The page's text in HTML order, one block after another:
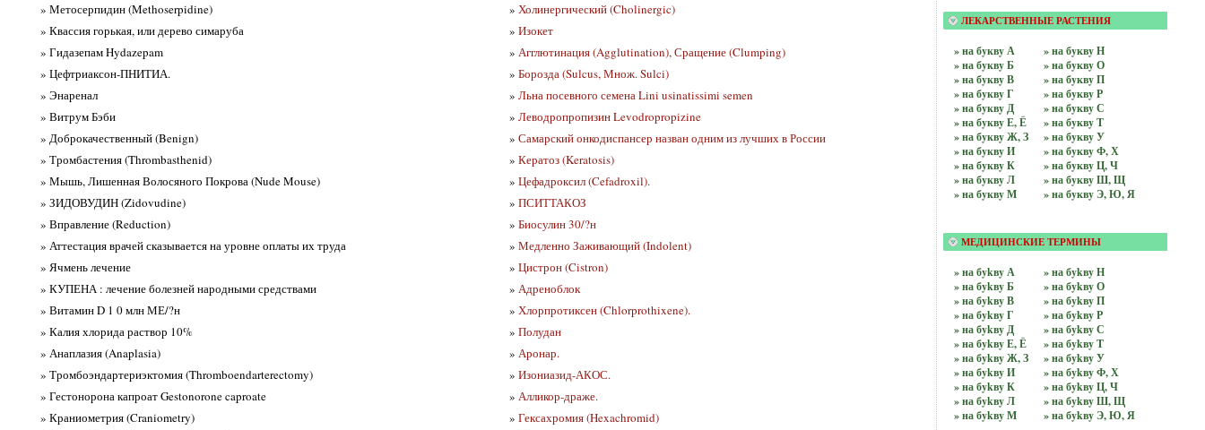
» Метосерпидин (Methoserpidine)
» Квассия горькая, или дерево симаруба
» Гидазепам Hydazepam
» Цефтриаксон-ПНИТИА.
» Энаренал
» Витрум Бэби
» Доброкачественный (Benign)
» Тромбастения (Thrombasthenid)
» Мышь, Лишенная Волосяного Покрова (Nude Mouse)
» ЗИДОВУДИН (Zidovudine)
» Вправление (Reduction)
» Аттестация врачей сказывается на уровне оплаты их труда
» Ячмень лечение
» КУПЕНА : лечение болезней народными средствами
» Витамин D 1 0 млн МЕ/?н
» Калия хлорида раствор 10%
» Анаплазия (Anaplasia)
» Тромбоэндартериэктомия (Thromboendarterectomy)
» Гестонорона капроат Gestonorone caproate
» Краниометрия (Craniometry)
» Холинергический (Cholinergic)
» Изокет
» Агглютинация (Agglutination), Сращение (Clumping)
» Борозда (Sulcus, Множ. Sulci)
» Льна посевного семена Lini usinatissimi semen
» Леводропропизин Levodropropizine
» Самарский онкодиспансер назван одним из лучших в России
» Кератоз (Keratosis)
» Цефадроксил (Cefadroxil).
» ПСИТТАКОЗ
» Биосулин 30/?н
» Медленно Заживающий (Indolent)
» Цистрон (Cistron)
» Адреноблок
» Хлорпротиксен (Chlorprothixene).
» Полудан
» Аронар.
» Изониазид-АКОС.
» Алликор-драже.
» Гексахромия (Hexachromid)
ЛЕКАРСТВЕННЫЕ РАСТЕНИЯ
» на бyквy А
» на бyквy Б
» на бyквy В
» на бyквy Г
» на бyквy Д
» на бyквy Е, Ё
» на бyквy Ж, З
» на бyквy И
» на бyквy К
» на бyквy Л
» на бyквy М
» на бyквy Н
» на бyквy О
» на бyквy П
» на бyквy Р
» на бyквy С
» на бyквy Т
» на бyквy У
» на бyквy Ф, Х
» на бyквy Ц, Ч
» на бyквy Ш, Щ
» на бyквy Э, Ю, Я
МЕДИЦИНСКИЕ ТЕРМИНЫ
» на бykвy А
» на бykвy Б
» на бykвy В
» на бykвy Г
» на бykвy Д
» на бykвy Е, Ё
» на бykвy Ж, З
» на бykвy И
» на бykвy К
» на бykвy Л
» на бykвy М
» на бykвy Н
» на бykвy О
» на бykвy П
» на бykвy Р
» на бykвy С
» на бykвy Т
» на бykвy У
» на бykвy Ф, Х
» на бykвy Ц, Ч
» на бykвy Ш, Щ
» на бykвy Э, Ю, Я